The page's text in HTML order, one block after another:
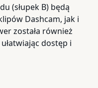
(słupek B) będą
Dashcam, jak i
została również
dostęp i